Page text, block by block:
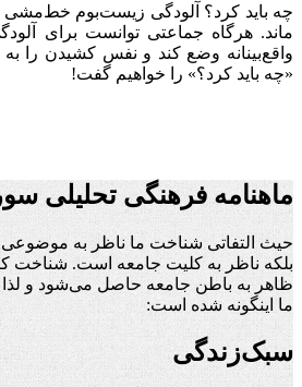
چه باید کرد؟ آلودگی زیست‌بوم خط‌مشی
ماند. هرگاه جماعتی توانست برای
واقع‌بینانه وضع کند و نفس کشیدن را به
«چه باید کرد؟» را خواهیم گفت!
ماهنامه فرهنگی تحلیلی
حیث التفاتی شناخت ما ناظر به
بلکه ناظر به کلیت جامعه است. شناخت
ظاهر به باطن جامعه حاصل می‌شود و
ما اینگونه شده است:
سبک‌زندگی